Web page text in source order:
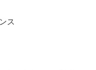
ス